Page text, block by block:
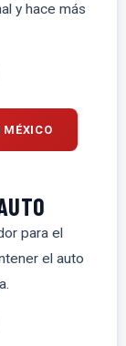
y hace más
MÉXICO
para el
el auto